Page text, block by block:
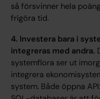
så försvinner hela
frigöra tid.
4. Investera bara i
integreras med andra.
systemflora ser ut
integrera
system. Både öppna